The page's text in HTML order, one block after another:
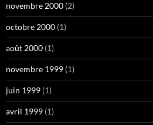
novembre 2000 (2)
octobre 2000 (1)
août 2000 (1)
novembre 1999 (1)
juin 1999 (1)
avril 1999 (1)